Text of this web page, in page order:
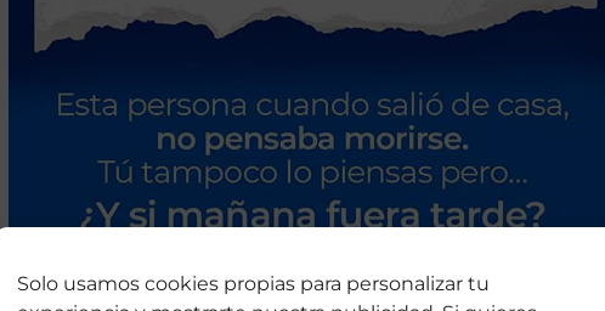
Solo usamos cookies propias para personalizar tu